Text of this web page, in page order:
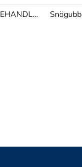
GLOSA:(BEHANDLA) GÅ(Vb) DÖRR